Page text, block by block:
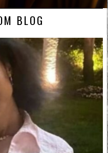
BLOG